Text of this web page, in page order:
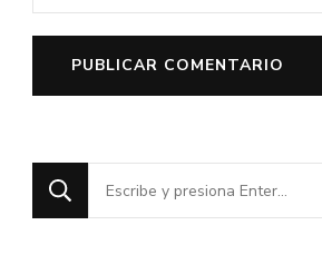
¿Buscas
algo?